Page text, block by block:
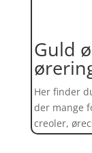
Guld
Her finder
der mange
creoler,